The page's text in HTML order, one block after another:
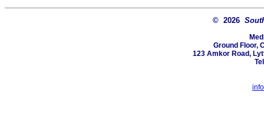
© 2026
Ground Floor,
123 Amkor Road,